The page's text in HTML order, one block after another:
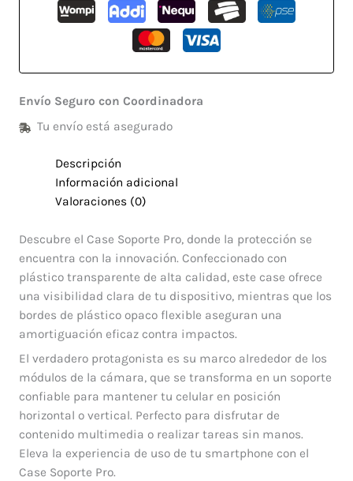
Envío Seguro con Coordinadora
Tu envío está asegurado
Descripción
Información adicional
Valoraciones (0)
Descubre el Case Soporte Pro, donde la protección se
encuentra con la innovación. Confeccionado con
plástico transparente de alta calidad, este case ofrece
una visibilidad clara de tu dispositivo, mientras que los
bordes de plástico opaco flexible aseguran una
amortiguación eficaz contra impactos.
El verdadero protagonista es su marco alrededor de los
módulos de la cámara, que se transforma en un soporte
confiable para mantener tu celular en posición
horizontal o vertical. Perfecto para disfrutar de
contenido multimedia o realizar tareas sin manos.
Eleva la experiencia de uso de tu smartphone con el
Case Soporte Pro.